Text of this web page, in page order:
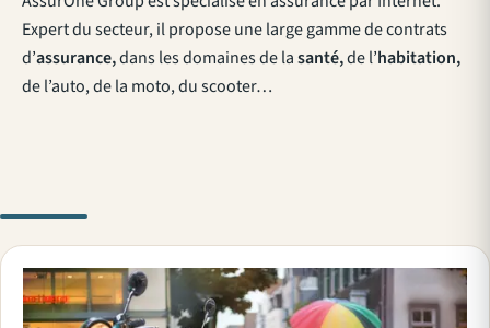
Expert du secteur, il propose une large gamme de contrats
d’assurance,dans les domaines de lasanté,de l’habitation,
de l’auto, de la moto, du scooter…